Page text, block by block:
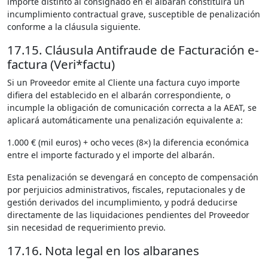
incumplimiento contractual grave, susceptible de penalización
conforme a la cláusula siguiente.
17.15. Cláusula Antifraude de Facturación e-
factura (Veri*factu)
Si un Proveedor emite al Cliente una factura cuyo importe
difiera del establecido en el albarán correspondiente, o
incumple la obligación de comunicación correcta a la AEAT, se
aplicará automáticamente una penalización equivalente a:
1.000 € (mil euros) + ocho veces (8×) la diferencia económica
entre el importe facturado y el importe del albarán.
Esta penalización se devengará en concepto de compensación
por perjuicios administrativos, fiscales, reputacionales y de
gestión derivados del incumplimiento, y podrá deducirse
directamente de las liquidaciones pendientes del Proveedor
sin necesidad de requerimiento previo.
17.16. Nota legal en los albaranes